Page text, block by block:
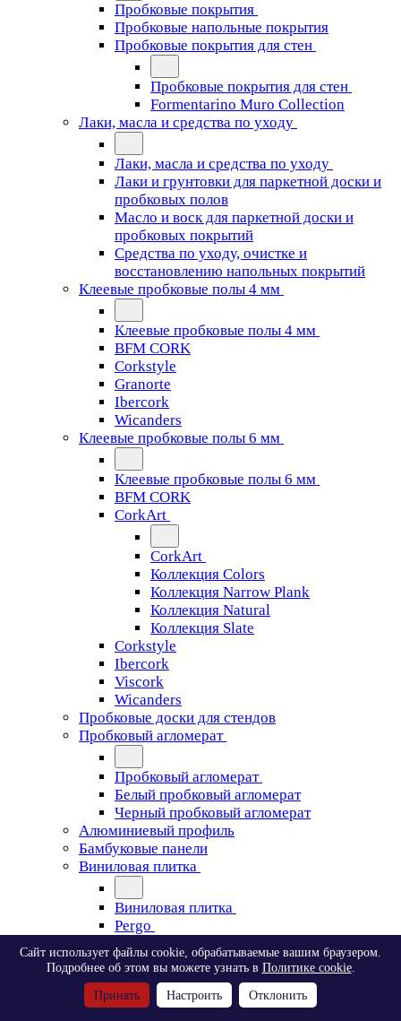
Пробковые покрытия
Пробковые напольные покрытия
Пробковые покрытия для стен
Пробковые покрытия для стен
Formentarino Muro Collection
Лаки, масла и средства по уходу
Лаки, масла и средства по уходу
Лаки и грунтовки для паркетной доски и
пробковых полов
Масло и воск для паркетной доски и
пробковых покрытий
Средства по уходу, очистке и
восстановлению напольных покрытий
Клеевые пробковые полы 4 мм
Клеевые пробковые полы 4 мм
BFM CORK
Corkstyle
Granorte
Ibercork
Wicanders
Клеевые пробковые полы 6 мм
Клеевые пробковые полы 6 мм
BFM CORK
CorkArt
CorkArt
Коллекция Colors
Коллекция Narrow Plank
Коллекция Natural
Коллекция Slate
Corkstyle
Ibercork
Viscork
Wicanders
Пробковые доски для стендов
Пробковый агломерат
Пробковый агломерат
Белый пробковый агломерат
Черный пробковый агломерат
Алюминиевый профиль
Бамбуковые панели
Виниловая плитка
Виниловая плитка
Pergo
Pergo
Classic Plank Optimum Glue
Modern Plank Optimum Glue
Сайт использует файлы cookie, обрабатываемые вашим браузером.
Подробнее об этом вы можете узнать в Политике cookie.
Принять Настроить Отклонить